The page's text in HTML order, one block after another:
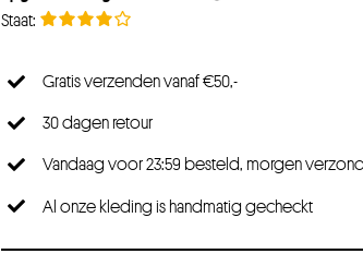
Gratis verzenden vanaf €50,-
30 dagen retour
Vandaag voor 23:59 besteld, morgen
Al onze kleding is handmatig gecheckt